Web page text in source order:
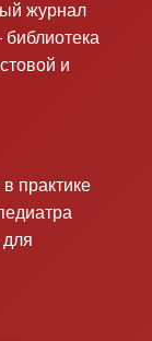
журнал
и
практике
для